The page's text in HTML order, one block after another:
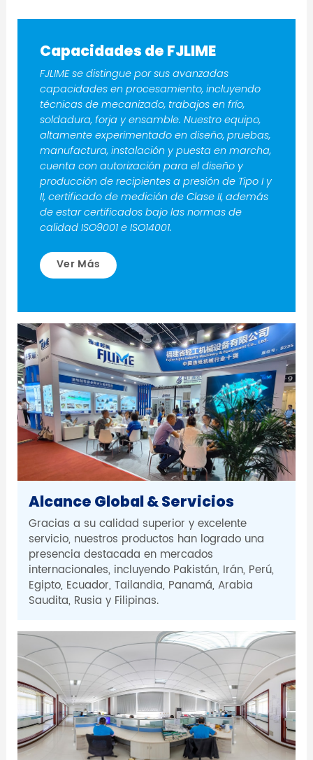
Capacidades de FJLIME
FJLIME se distingue por sus avanzadas
capacidades en procesamiento, incluyendo
técnicas de mecanizado, trabajos en frío,
soldadura, forja y ensamble. Nuestro equipo,
altamente experimentado en diseño, pruebas,
manufactura, instalación y puesta en marcha,
cuenta con autorización para el diseño y
producción de recipientes a presión de Tipo I y
II, certificado de medición de Clase II, además
de estar certificados bajo las normas de
calidad ISO9001 e ISO14001.
Ver Más
Alcance Global & Servicios
Gracias a su calidad superior y excelente
servicio, nuestros productos han logrado una
presencia destacada en mercados
internacionales, incluyendo Pakistán, Irán, Perú,
Egipto, Ecuador, Tailandia, Panamá, Arabia
Saudita, Rusia y Filipinas.